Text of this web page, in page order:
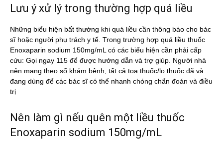
Lưu ý xử lý trong thường hợp quá liều
Những biểu hiện bất thường khi quá liều cần thông báo cho bác
sĩ hoặc người phụ trách y tế. Trong trường hợp quá liều thuốc
Enoxaparin sodium 150mg/mL có các biểu hiện cần phải cấp
cứu: Gọi ngay 115 để được hướng dẫn và trợ giúp. Người nhà
nên mang theo sổ khám bệnh, tất cả toa thuốc/lọ thuốc đã và
đang dùng để các bác sĩ có thể nhanh chóng chẩn đoán và điều
trị
Nên làm gì nếu quên một liều thuốc
Enoxaparin sodium 150mg/mL